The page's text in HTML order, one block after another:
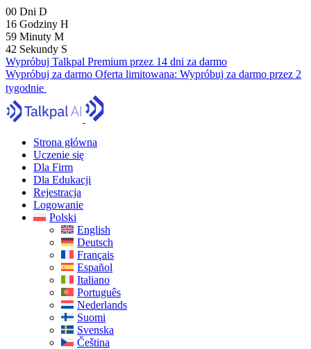
00 Dni D
16 Godziny H
59 Minuty M
40 Sekundy S
Wypróbuj Talkpal Premium przez 14 dni za darmo
Wypróbuj za darmo Oferta limitowana: Wypróbuj za darmo przez 2
tygodnie
Strona główna
Uczenie się
Dla Firm
Dla Edukacji
Rejestracja
Logowanie
Polski
English
Deutsch
Français
Español
Italiano
Português
Nederlands
Suomi
Svenska
Čeština